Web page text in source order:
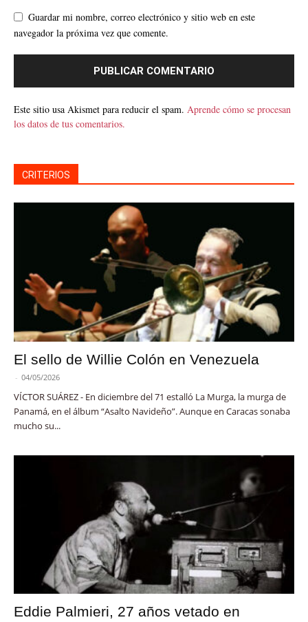
Guardar mi nombre, correo electrónico y sitio web en este
navegador la próxima vez que comente.
Este sitio usa Akismet para reducir el spam. Aprende cómo se procesan
los datos de tus comentarios.
CRITERIOS
El sello de Willie Colón en Venezuela
- 04/05/2026
VÍCTOR SUÁREZ - En diciembre del 71 estalló La Murga, la murga de
Panamá, en el álbum “Asalto Navideño”. Aunque en Caracas sonaba
mucho su...
Eddie Palmieri, 27 años vetado en